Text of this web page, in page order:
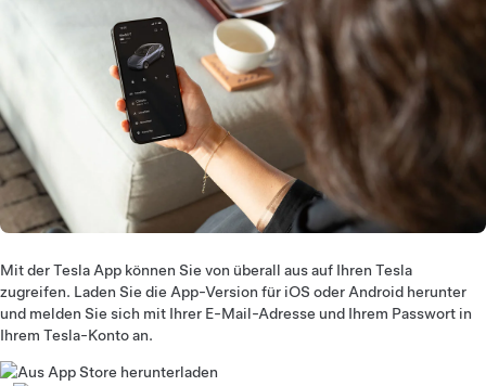
Mit der Tesla App können Sie von überall aus auf Ihren Tesla
zugreifen. Laden Sie die App-Version für iOS oder Android herunter
und melden Sie sich mit Ihrer E-Mail-Adresse und Ihrem Passwort in
Ihrem Tesla-Konto an.